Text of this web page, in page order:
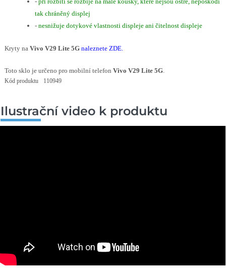
tak chráněný displej
- nesnižuje dotykové vlastnosti displeje ani čitelnost displeje
Kryty na Vivo V29 Lite 5G naleznete ZDE.
Toto sklo je určeno pro mobilní telefon Vivo V29 Lite 5G.
Kód produktu 110949
Ilustrační video k produktu